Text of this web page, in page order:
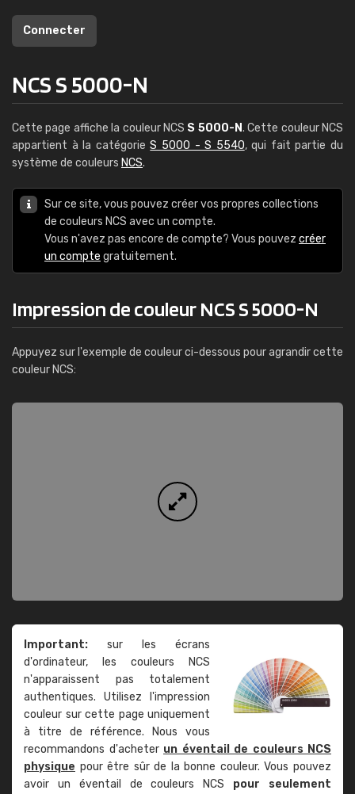
Connecter
NCS S 5000-N
Cette page affiche la couleur NCS S 5000-N. Cette couleur NCS
appartient à la catégorieS 5000 - S 5540, qui fait partie du
système de couleurs NCS.
Sur ce site, vous pouvez créer vos propres collections
de couleurs NCS avec un compte.
Vous n'avez pas encore de compte? Vous pouvez créer
un compte gratuitement.
Impression de couleur NCS S 5000-N
Appuyez sur l'exemple de couleur ci-dessous pour agrandir cette
couleur NCS:
Important: sur les écrans
d'ordinateur, les couleurs NCS
n'apparaissent pas totalement
authentiques. Utilisez l'impression
couleur sur cette page uniquement
à titre de référence. Nous vous
recommandons d'acheter un éventail de couleurs NCS
physique pour être sûr de la bonne couleur. Vous pouvez
avoir un éventail de couleurs NCS pour seulement